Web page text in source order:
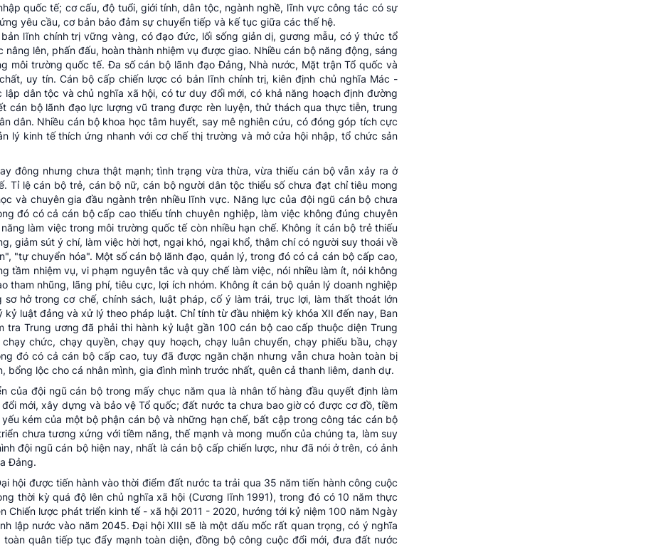
quốc tế; cơ cấu, độ tuổi, giới tính, dân tộc, ngành nghề, lĩnh vực công tác có sự
yêu cầu, cơ bản bảo đảm sự chuyển tiếp và kế tục giữa các thế hệ.
lĩnh chính trị vững vàng, có đạo đức, lối sống giản dị, gương mẫu, có ý thức tổ
lên, phấn đấu, hoàn thành nhiệm vụ được giao. Nhiều cán bộ năng động, sáng
môi trường quốc tế. Đa số cán bộ lãnh đạo Đảng, Nhà nước, Mặt trận Tổ quốc và
uy tín. Cán bộ cấp chiến lược có bản lĩnh chính trị, kiên định chủ nghĩa Mác -
dân tộc và chủ nghĩa xã hội, có tư duy đổi mới, có khả năng hoạch định đường
cán bộ lãnh đạo lực lượng vũ trang được rèn luyện, thử thách qua thực tiễn, trung
dân. Nhiều cán bộ khoa học tâm huyết, say mê nghiên cứu, có đóng góp tích cực
lý kinh tế thích ứng nhanh với cơ chế thị trường và mở cửa hội nhập, tổ chức sản
đông nhưng chưa thật mạnh; tình trạng vừa thừa, vừa thiếu cán bộ vẫn xảy ra ở
Tỉ lệ cán bộ trẻ, cán bộ nữ, cán bộ người dân tộc thiểu số chưa đạt chỉ tiêu mong
và chuyên gia đầu ngành trên nhiều lĩnh vực. Năng lực của đội ngũ cán bộ chưa
đó có cả cán bộ cấp cao thiếu tính chuyên nghiệp, làm việc không đúng chuyên
làm việc trong môi trường quốc tế còn nhiều hạn chế. Không ít cán bộ trẻ thiếu
giảm sút ý chí, làm việc hời hợt, ngại khó, ngại khổ, thậm chí có người suy thoái về
"tự chuyển hóa". Một số cán bộ lãnh đạo, quản lý, trong đó có cả cán bộ cấp cao,
tầm nhiệm vụ, vi phạm nguyên tắc và quy chế làm việc, nói nhiều làm ít, nói không
tham nhũng, lãng phí, tiêu cực, lợi ích nhóm. Không ít cán bộ quản lý doanh nghiệp
hở trong cơ chế, chính sách, luật pháp, cố ý làm trái, trục lợi, làm thất thoát lớn
luật đảng và xử lý theo pháp luật. Chỉ tính từ đầu nhiệm kỳ khóa XII đến nay, Ban
tra Trung ương đã phải thi hành kỷ luật gần 100 cán bộ cao cấp thuộc diện Trung
chức, chạy quyền, chạy quy hoạch, chạy luân chuyển, chạy phiếu bầu, chạy
đó có cả cán bộ cấp cao, tuy đã được ngăn chặn nhưng vẫn chưa hoàn toàn bị
lộc cho cá nhân mình, gia đình mình trước nhất, quên cả thanh liêm, danh dự.
của đội ngũ cán bộ trong mấy chục năm qua là nhân tố hàng đầu quyết định làm
mới, xây dựng và bảo vệ Tổ quốc; đất nước ta chưa bao giờ có được cơ đồ, tiềm
kém của một bộ phận cán bộ và những hạn chế, bất cập trong công tác cán bộ
chưa tương xứng với tiềm năng, thế mạnh và mong muốn của chúng ta, làm suy
đội ngũ cán bộ hiện nay, nhất là cán bộ cấp chiến lược, như đã nói ở trên, có ảnh
Đảng.
hội được tiến hành vào thời điểm đất nước ta trải qua 35 năm tiến hành công cuộc
thời kỳ quá độ lên chủ nghĩa xã hội (Cương lĩnh 1991), trong đó có 10 năm thực
Chiến lược phát triển kinh tế - xã hội 2011 - 2020, hướng tới kỷ niệm 100 năm Ngày
lập nước vào năm 2045. Đại hội XIII sẽ là một dấu mốc rất quan trọng, có ý nghĩa
quân tiếp tục đẩy mạnh toàn diện, đồng bộ công cuộc đổi mới, đưa đất nước